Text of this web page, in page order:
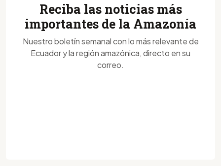
Reciba las noticias más
importantes de la Amazonía
Nuestro boletín semanal con lo más relevante de
Ecuador y la región amazónica, directo en su
correo.